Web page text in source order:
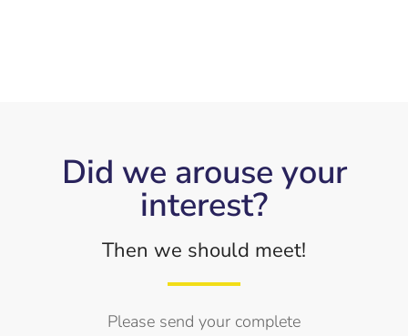
Did we arouse your
interest?
Then we should meet!
Please send your complete